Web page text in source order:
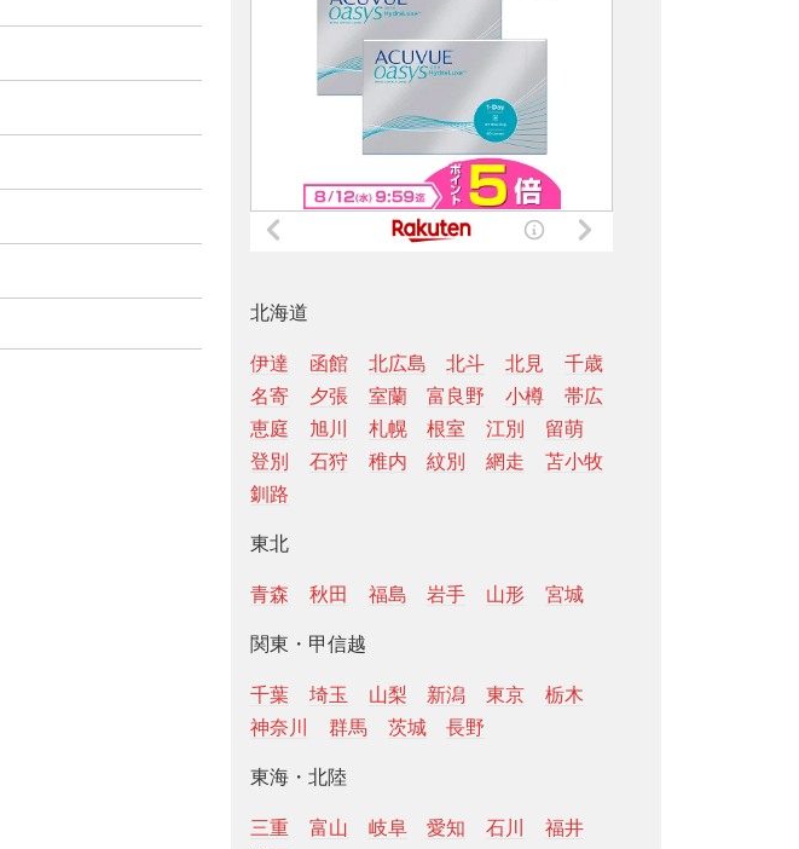
北海道
伊達 函館 北広島 北斗 北見
千歳
名寄
夕張 室蘭 富良野 小樽
帯広
恵庭
旭川 札幌 根室 江別
留萌
登別
石狩 稚内 紋別 網走
苫小牧
釧路
東北
青森 秋田 福島 岩手 山形 宮城
関東・甲信越
千葉 埼玉 山梨 新潟 東京
栃木
神奈川
群馬 茨城 長野
東海・北陸
三重 富山 岐阜 愛知 石川
福井